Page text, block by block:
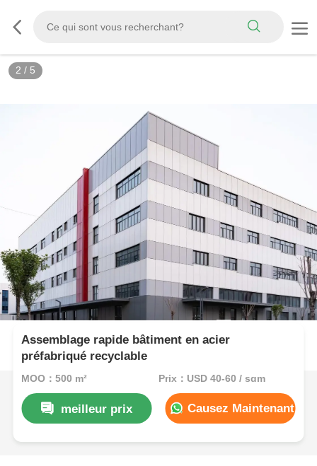
3 / 5
Assemblage rapide bâtiment en acier
préfabriqué recyclable
MOQ：500 m² Prix：USD 40-60 / sqm
meilleur prix Causez Maintenant